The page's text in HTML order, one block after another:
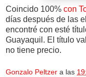
Coincido 100% con
días después de las
encontré con esté
Guayaquil. El título
no tiene precio.
Gonzalo Peltzer a las